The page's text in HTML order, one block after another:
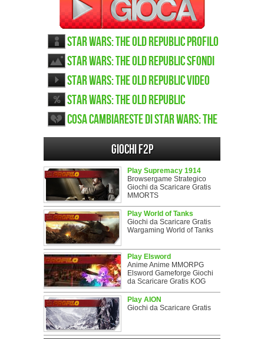
Star Wars: The Old Republic Profilo
Star Wars: The Old Republic sfondi
Star Wars: The Old Republic video
Star Wars: The Old Republic
gratisometro
Cosa cambiareste di Star Wars: The
Old Republic
Giochi F2P
Play Supremacy 1914
Browsergame Strategico
Giochi da Scaricare Gratis
MMORTS
Play World of Tanks
Giochi da Scaricare Gratis
Wargaming World of Tanks
Play Elsword
Anime Anime MMORPG
Elsword Gameforge Giochi
da Scaricare Gratis KOG
Play AION
Giochi da Scaricare Gratis